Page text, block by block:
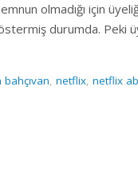
olmadığı için
durumda. Peki
, netflix, netflix